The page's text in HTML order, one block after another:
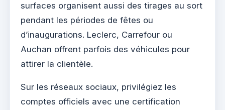
surfaces organisent aussi des tirages au sort
pendant les périodes de fêtes ou
d’inaugurations. Leclerc, Carrefour ou
Auchan offrent parfois des véhicules pour
attirer la clientèle.
Sur les réseaux sociaux, privilégiez les
comptes officiels avec une certification